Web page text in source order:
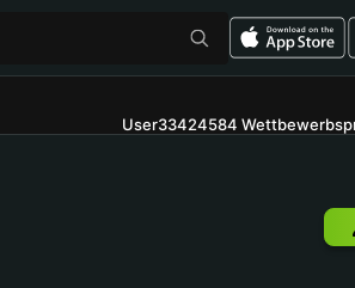
User33424584